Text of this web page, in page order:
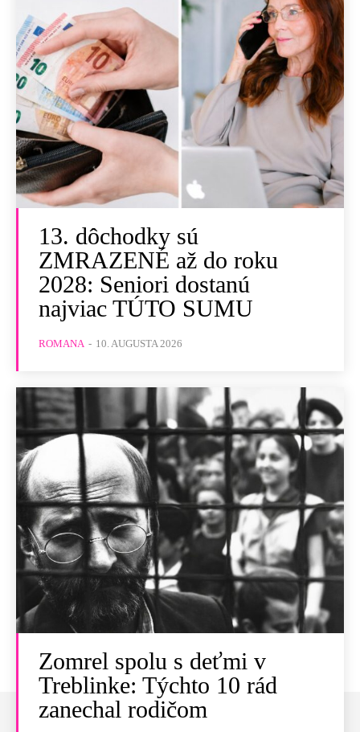
13. dôchodky sú
ZMRAZENÉ až do roku
2028: Seniori dostanú
najviac TÚTO SUMU
ROMANA - 10. AUGUSTA 2026
Zomrel spolu s deťmi v
Treblinke: Týchto 10 rád
zanechal rodičom